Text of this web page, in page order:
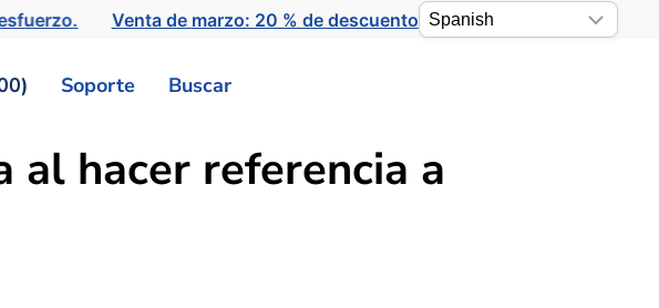
Venta de marzo: 20 % de descuento
Soporte Buscar
al hacer referencia a